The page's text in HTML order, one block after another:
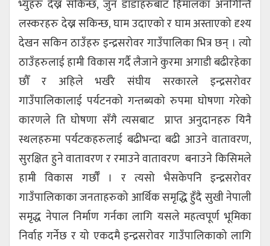
भ्युहरु देख्न सकिन्छ, जुन डाँडाहरुबाट हिमालका अनगिन्ति
लस्करहरु देख्न सकिन्छ, घाम उदाएको र घाम अस्ताएको दृश्य
देखन सकिन ठाउँहरु इन्द्रसरोवर गाउँपालिका भित्र छन् । त्यो
ठाउँहरुलाई हामी विकास गर्दै लैजाने कुरमा अगाडी बढीरहेका
छौँ र अहिले भर्खरै संघीय सरकारले इन्द्रसरोवर
गाउँपालिकालाई पर्यटनको गन्तब्यको रुपमा घोषणा गरेको
कारणले ति घोषणा सँगै त्यसबाट प्राप्त अनुदानहरु यिनै
स्थलहरुमा पर्यटकहरुलाई बढीभन्दा बढी आउने वातावरण,
सुरक्षित हुने वातावरण र रमाउने वातावरण बनाउने किसिमले
हामी विकास गर्छौँ । र त्यसो भैसकेपनि इन्द्रसरोवर
गाउँपालिकाका जनताहरुको आर्थिक समृद्धि हुँदै सुखी नेपाली
समृद्ध नेपाल निर्माण गर्नका लागि यसले महत्वपूर्ण भूमिका
निर्वाह गर्नेछ र यो एकदमै इन्द्रसरोवर गाउँपालिकाको लागि